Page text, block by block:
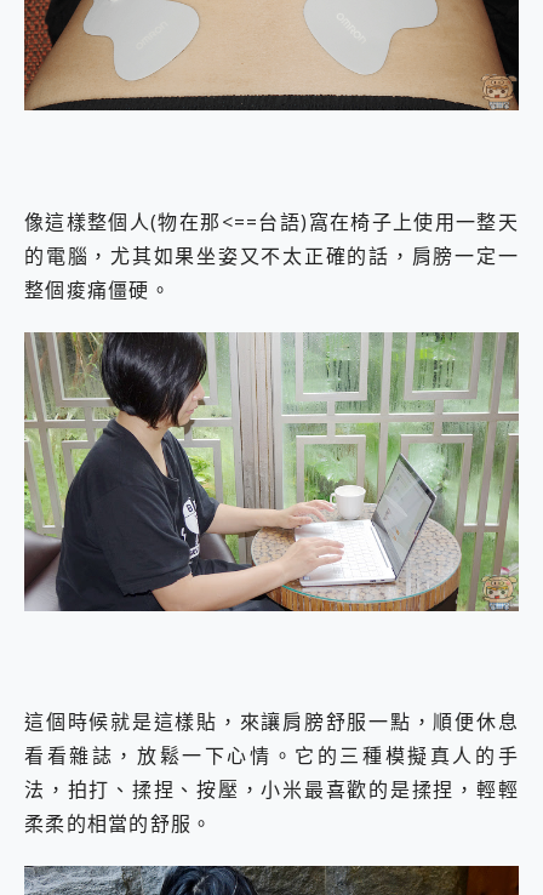
像這樣整個人(物在那<==台語)窩在椅子上使用一整天
的電腦，尤其如果坐姿又不太正確的話，肩膀一定一
整個痠痛僵硬。
這個時候就是這樣貼，來讓肩膀舒服一點，順便休息
看看雜誌，放鬆一下心情。它的三種模擬真人的手
法，拍打、揉捏、按壓，小米最喜歡的是揉捏，輕輕
柔柔的相當的舒服。